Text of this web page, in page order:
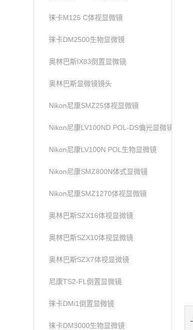
徕卡M125 C体视显微镜
徕卡DM2500生物显微镜
奥林巴斯IX83倒置显微镜
奥林巴斯显微镜镜头
Nikon尼康SMZ25体视显微镜
Nikon尼康LV100ND POL-DS偏光显微镜
Nikon尼康LV100N POL生物显微镜
Nikon尼康SMZ800N体式显微镜
Nikon尼康SMZ1270体视显微镜
奥林巴斯SZX16体视显微镜
奥林巴斯SZX10体视显微镜
奥林巴斯SZX7体视显微镜
尼康TS2-FL倒置显微镜
徕卡DMi1倒置显微镜
徕卡DM3000生物显微镜